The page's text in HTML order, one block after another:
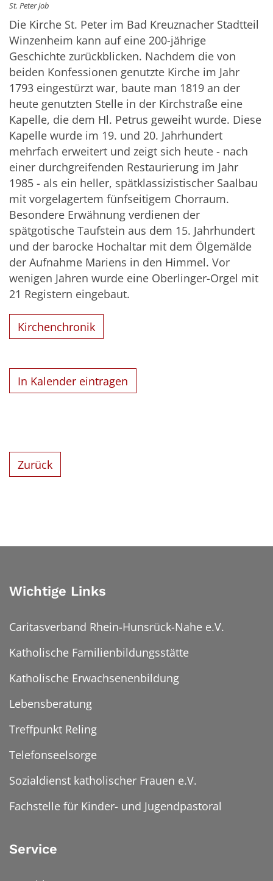
St. Peter job
Die Kirche St. Peter im Bad Kreuznacher Stadtteil
Winzenheim kann auf eine 200-jährige
Geschichte zurückblicken. Nachdem die von
beiden Konfessionen genutzte Kirche im Jahr
1793 eingestürzt war, baute man 1819 an der
heute genutzten Stelle in der Kirchstraße eine
Kapelle, die dem Hl. Petrus geweiht wurde. Diese
Kapelle wurde im 19. und 20. Jahrhundert
mehrfach erweitert und zeigt sich heute - nach
einer durchgreifenden Restaurierung im Jahr
1985 - als ein heller, spätklassizistischer Saalbau
mit vorgelagertem fünfseitigem Chorraum.
Besondere Erwähnung verdienen der
spätgotische Taufstein aus dem 15. Jahrhundert
und der barocke Hochaltar mit dem Ölgemälde
der Aufnahme Mariens in den Himmel. Vor
wenigen Jahren wurde eine Oberlinger-Orgel mit
21 Registern eingebaut.
Kirchenchronik
In Kalender eintragen
Zurück
Wichtige Links
Caritasverband Rhein-Hunsrück-Nahe e.V.
Katholische Familienbildungsstätte
Katholische Erwachsenenbildung
Lebensberatung
Treffpunkt Reling
Telefonseelsorge
Sozialdienst katholischer Frauen e.V.
Fachstelle für Kinder- und Jugendpastoral
Service